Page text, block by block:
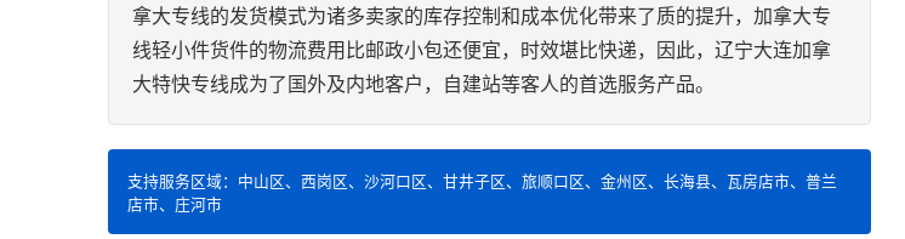
拿大专线的发货模式为诸多卖家的库存控制和成本优化带来了质的提升，加拿大专
线轻小件货件的物流费用比邮政小包还便宜，时效堪比快递，因此，辽宁大连加拿
大特快专线成为了国外及内地客户，自建站等客人的首选服务产品。
支持服务区域：中山区、西岗区、沙河口区、甘井子区、旅顺口区、金州区、长海县、瓦房店市、普兰
店市、庄河市